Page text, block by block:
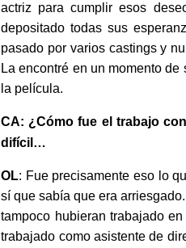
actriz para cumplir esos
depositado todas sus
pasado por varios castings y
La encontré en un momento
la película.
CA: ¿Cómo fue el trabajo
difícil…
OL: Fue precisamente eso lo
sí que sabía que era
tampoco hubieran trabajado
trabajado como asistente de